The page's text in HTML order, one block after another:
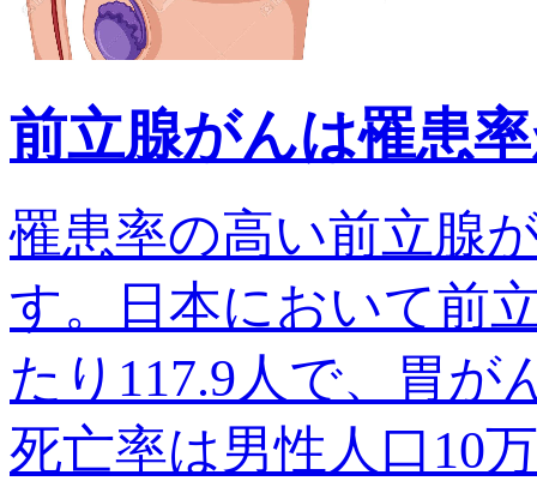
前立腺がんは罹患
罹患率の高い前立腺
す。日本において前
たり117.9人で、胃が
死亡率は男性人口10